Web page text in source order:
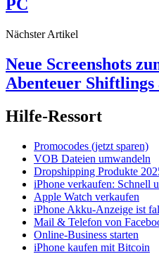
PC
Nächster Artikel
Neue Screenshots
Abenteuer Shiftlings
Hilfe-Ressort
Promocodes (jetzt sparen)
VOB Dateien umwandeln
Dropshipping Produkte
iPhone verkaufen: Schnell
Apple Watch verkaufen
iPhone Akku-Anzeige ist
Mail & Telefon von
Online-Business starten
iPhone kaufen mit Bitcoin